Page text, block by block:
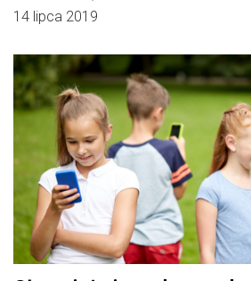
14 lipca 2019